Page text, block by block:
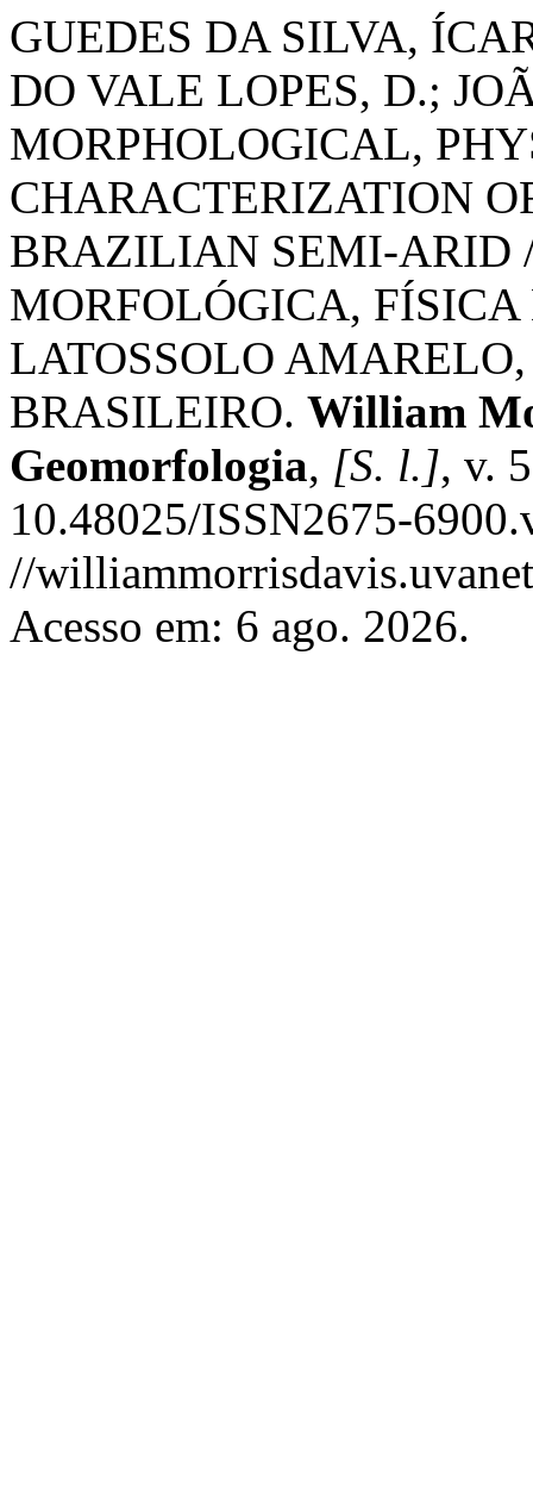
GUEDES DA SILVA,
DO VALE LOPES, D.;
MORPHOLOGICAL,
CHARACTERIZATION
BRAZILIAN SEMI-ARID
MORFOLÓGICA,
LATOSSOLO
BRASILEIRO. William
Geomorfologia, [S. l.], v.
10.48025/ISSN2675-
//
Acesso em: 6 ago. 2026.